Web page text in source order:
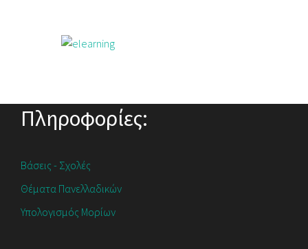
Πληροφορίες:
Βάσεις - Σχολές
Θέματα Πανελλαδικών
Υπολογισμός Μορίων